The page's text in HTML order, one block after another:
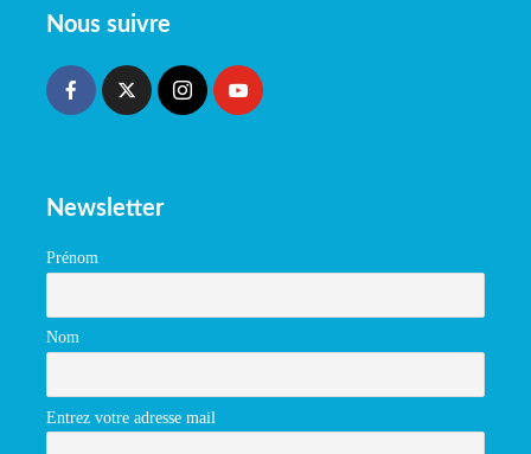
Nous suivre
Newsletter
Prénom
Nom
Entrez votre adresse mail